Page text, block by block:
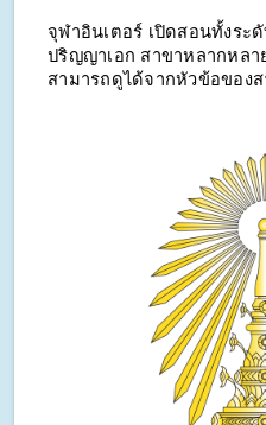
จุฬาอินเตอร์ เปิดสอนทั้งร
ปริญญาเอก สาขาหลากหลา
สามารถดูได้จากหัวข้อของ